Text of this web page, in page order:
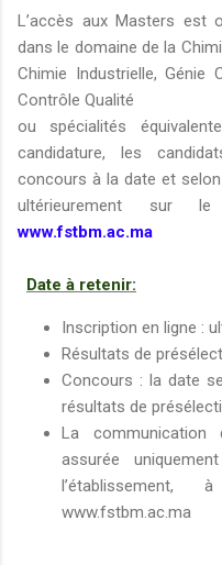
L’accès aux Masters est
dans le domaine de la
Chimie Industrielle, Génie
Contrôle Qualité
ou spécialités
candidature, les
concours à la date et
ultérieurement sur
www.fstbm.ac.ma
Date à retenir:
Inscription en ligne :
Résultats de
Concours : la date
résultats de
La
assurée
www.fstbm.ac.ma